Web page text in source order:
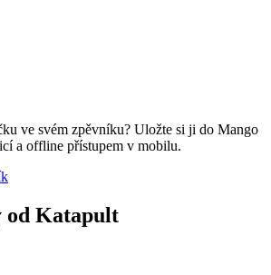
ve svém zpěvníku? Uložte si ji do Mango
a offline přístupem v mobilu.
od Katapult